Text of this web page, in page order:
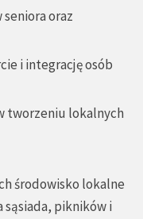
oraz
i integrację osób
tworzeniu lokalnych
środowisko lokalne
sąsiada, pikników i